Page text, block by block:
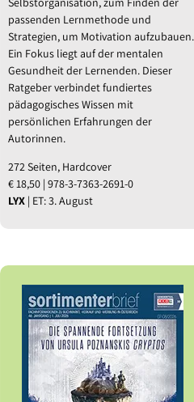
passenden Lernmethode und
Strategien, um Motivation aufzubauen.
Ein Fokus liegt auf der mentalen
Gesundheit der Lernenden. Dieser
Ratgeber verbindet fundiertes
pädagogisches Wissen mit
persönlichen Erfahrungen der
Autorinnen.
272 Seiten, Hardcover
€ 18,50 | 978-3-7363-2691-0
LYX | ET: 3. August